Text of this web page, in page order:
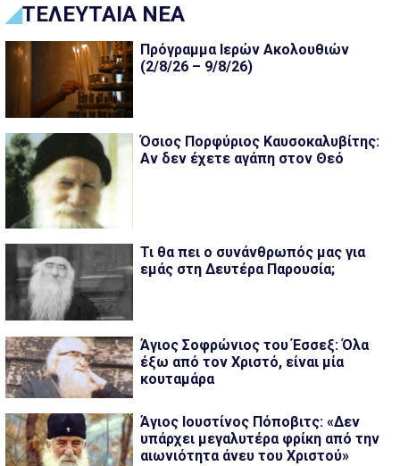
ΤΕΛΕΥΤΑΙΑ ΝΕΑ
Πρόγραμμα Ιερών Ακολουθιών
(2/8/26 – 9/8/26)
Όσιος Πορφύριος Καυσοκαλυβίτης:
Αν δεν έχετε αγάπη στον Θεό
Τι θα πει ο συνάνθρωπός μας για
εμάς στη Δευτέρα Παρουσία;
Άγιος Σοφρώνιος του Έσσεξ: Όλα
έξω από τον Χριστό, είναι μία
κουταμάρα
Άγιος Ιουστίνος Πόποβιτς: «Δεν
υπάρχει μεγαλυτέρα φρίκη από την
αιωνιότητα άνευ του Χριστού»